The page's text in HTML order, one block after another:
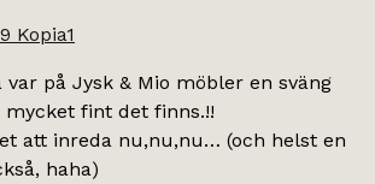
på Jysk & Mio möbler en sväng
mycket fint det finns.!!
att inreda nu,nu,nu… (och helst en
haha)